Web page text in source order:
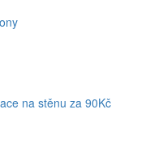
na stěnu za 90Kč